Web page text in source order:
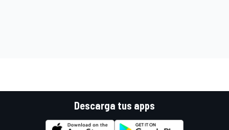
Descarga tus apps